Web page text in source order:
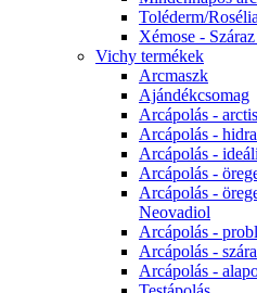
Toléderm/
Xémose -
Vichy termékek
Arcmaszk
Ajándékcsomag
Arcápolás -
Arcápolás -
Arcápolás -
Arcápolás -
Arcápolás -
Neovadiol
Arcápolás -
Arcápolás -
Arcápolás -